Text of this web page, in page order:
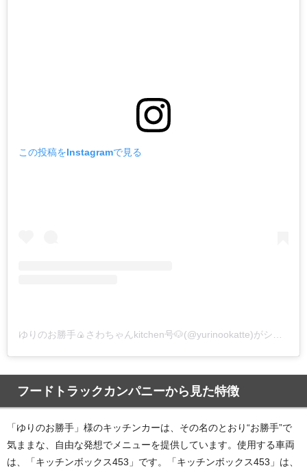
この投稿をInstagramで見る
フードトラックカンパニーから見た特徴
「ゆりのお勝手」様のキッチンカーは、その名のとおり“お勝手”で
気ままな、自由な発想でメニューを提供しています。使用する車両
は、「キッチンボックス453」です。「キッチンボックス453」は、